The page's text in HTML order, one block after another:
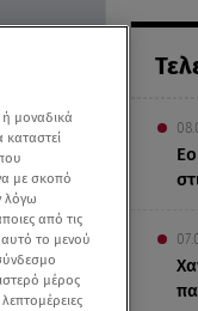
μοναδικά
με σκοπό
λόγω
από τις
αυτό το μενού
μέρος